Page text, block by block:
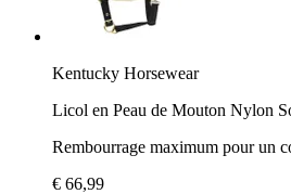
Kentucky Horsewear
Licol en Peau de Mouton Nylon
Rembourrage maximum pour un
€ 66,99